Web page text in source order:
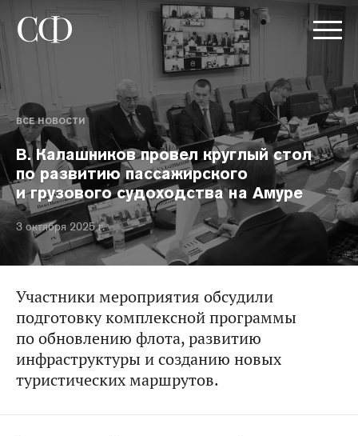
ВСЕ НОВОСТИ
В. Калашников провел круглый стол
по развитию пассажирского
и грузового судоходства на Амуре
3 октября 2025 г.
Участники мероприятия обсудили
подготовку комплексной программы
по обновлению флота, развитию
инфраструктуры и созданию новых
туристических маршрутов.